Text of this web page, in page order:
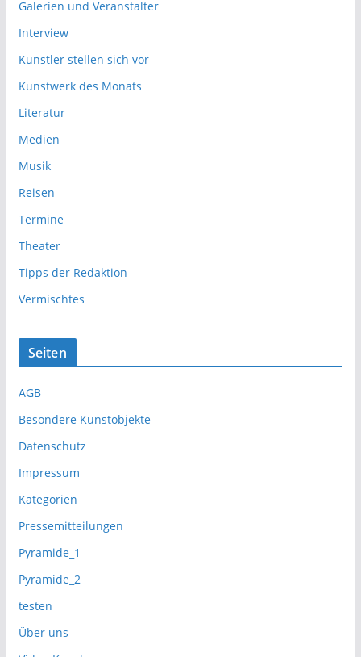
Galerien und Veranstalter
Interview
Künstler stellen sich vor
Kunstwerk des Monats
Literatur
Medien
Musik
Reisen
Termine
Theater
Tipps der Redaktion
Vermischtes
Seiten
AGB
Besondere Kunstobjekte
Datenschutz
Impressum
Kategorien
Pressemitteilungen
Pyramide_1
Pyramide_2
testen
Über uns